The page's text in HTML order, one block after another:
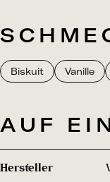
Biskuit Vanille
AUF
Hersteller